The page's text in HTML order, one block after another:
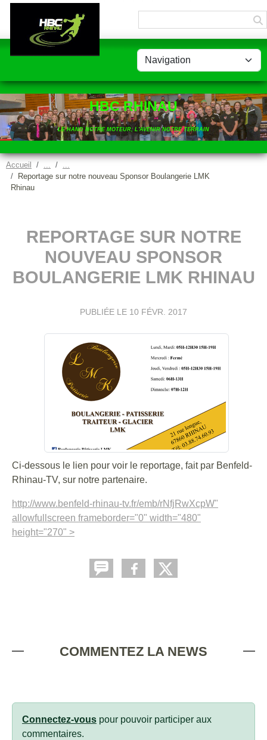
HBC RHINAU
LE HAND NOTRE MOTEUR, L'AVENIR NOTRE TERRAIN
Accueil
Reportage sur notre nouveau Sponsor Boulangerie LMK
Rhinau
REPORTAGE SUR NOTRE
NOUVEAU SPONSOR
BOULANGERIE LMK RHINAU
PUBLIÉE LE 10 FÉVR. 2017
Ci-dessous le lien pour voir le reportage, fait par Benfeld-
Rhinau-TV, sur notre partenaire.
http://www.benfeld-rhinau-tv.fr/emb/rNfjRwXcpW"
allowfullscreen frameborder="0" width="480"
height="270" >
COMMENTEZ LA NEWS
Connectez-vous pour pouvoir participer aux
commentaires.